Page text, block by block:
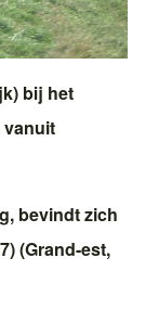
bij het
vanuit
, bevindt zich
(Grand-est,